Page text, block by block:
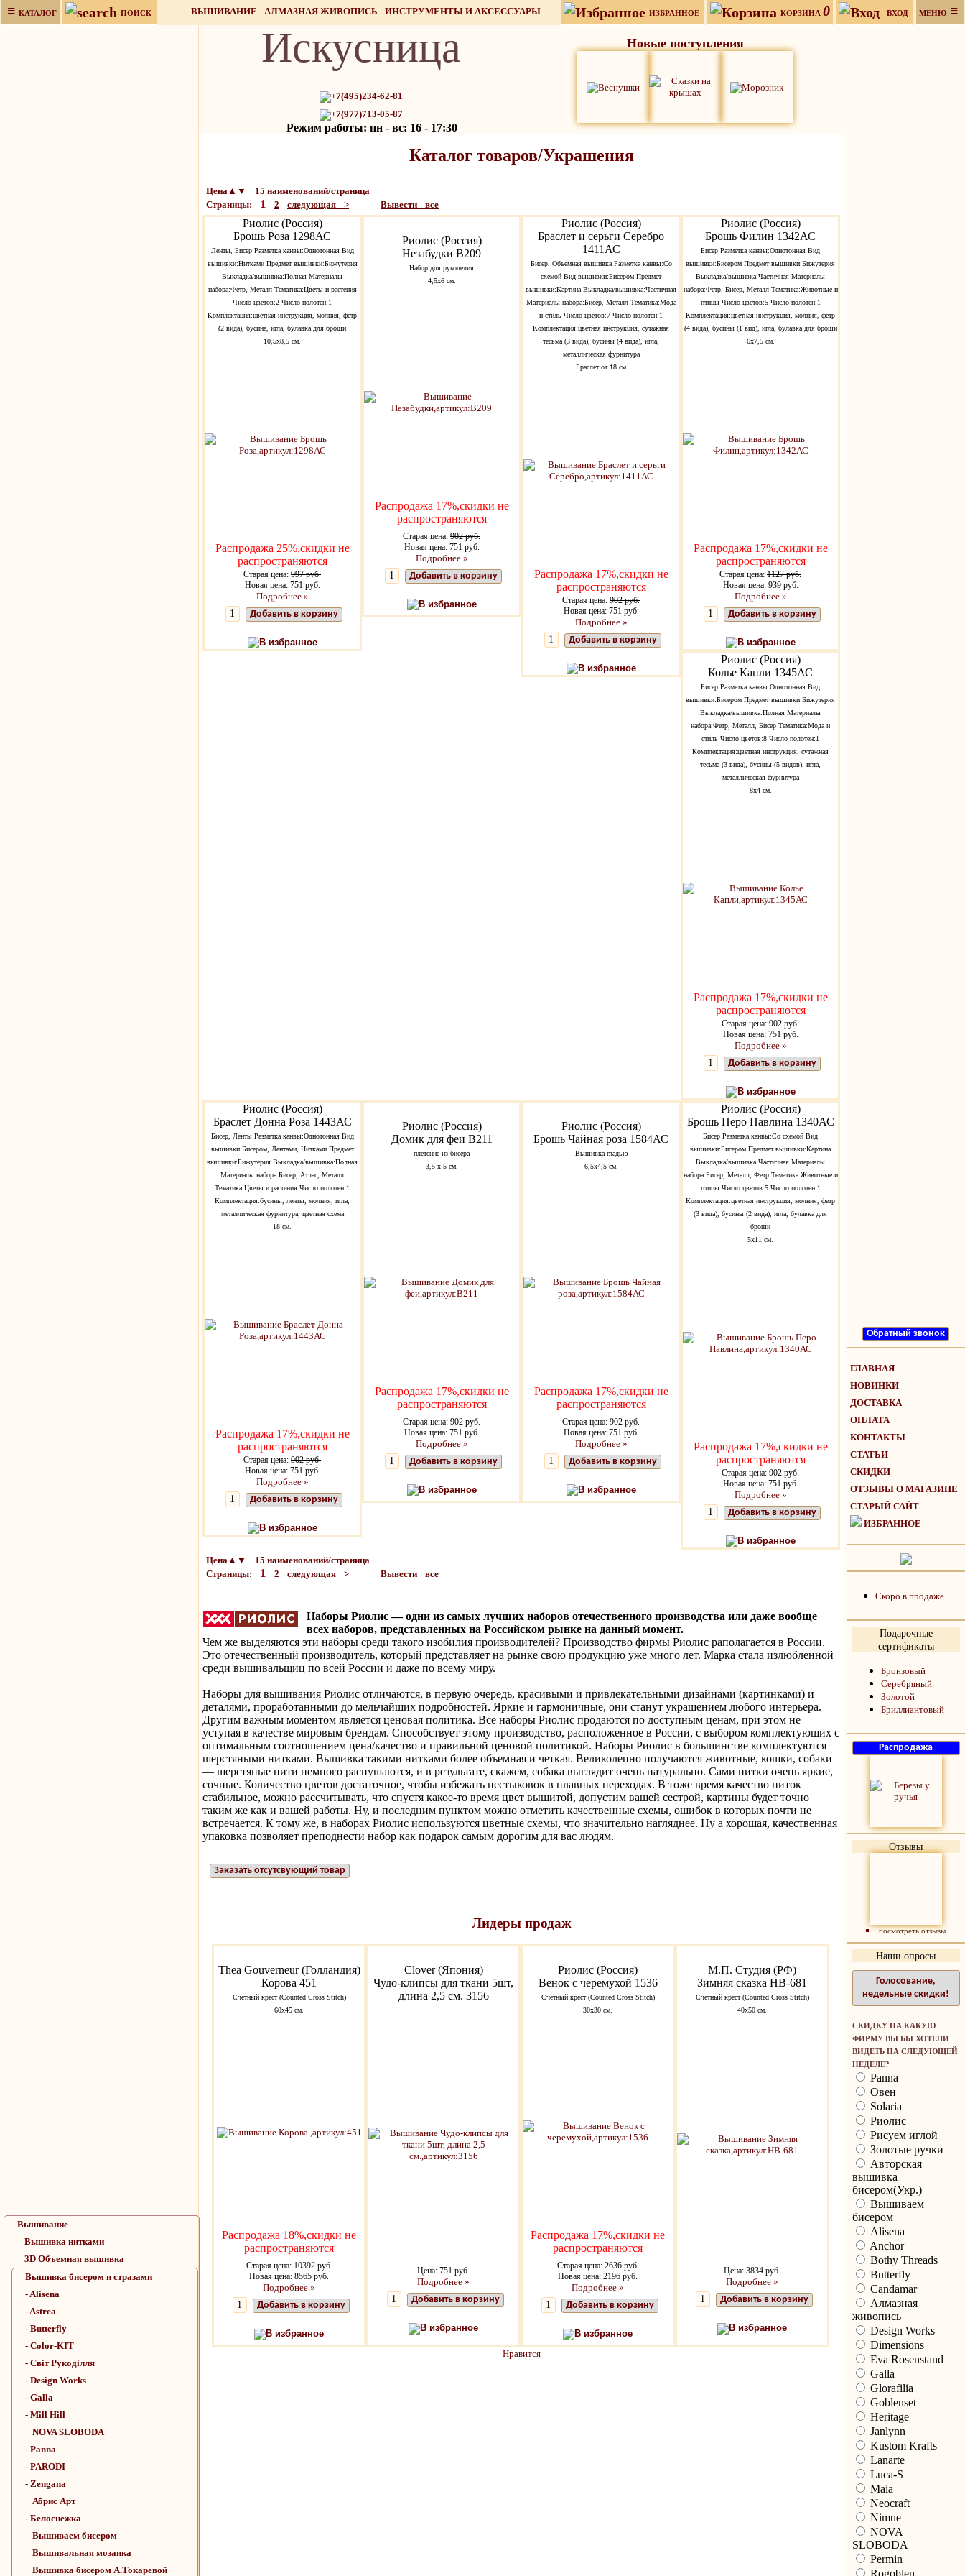
≡ КАТАЛОГ ПОИСК ВЫШИВАНИЕ АЛМАЗНАЯ ЖИВОПИСЬ
ИНСТРУМЕНТЫ И АКСЕССУАРЫ
НАБОРЫ ДЛЯ РУКОДЕЛИЯ
ИЗБРАННОЕ КОРЗИНА 0 ВХОД МЕНЮ ≡
Вышивание
Вышивка нитками
3D Объемная вышивка
Вышивка бисером и стразами
- Alisena
- Astrea
- Butterfly
- Color-KIT
- Cвiт Рукодiлля
- Design Works
- Galla
- Mill Hill
NOVA SLOBODA
- Panna
- PARODI
- Zengana
Абрис Арт
- Белоснежка
Вышиваем бисером
Вышивальная мозаика
Вышивка бисером А.Токаревой
Искусница
+7(495)234-62-81
+7(977)713-05-87
Режим работы: пн - вс: 16 - 17:30
Новые поступления
Каталог товаров/Украшения
Цена▲▼ 15 наименований/страница
Страницы: 1 2 следующая > Вывести все
Риолис (Россия)
Брошь Роза 1298АС
Ленты, Бисер Разметка канвы:Однотонная Вид
вышивки:Нитками Предмет вышивки:Бижутерия
Выкладка/вышивка:Полная Материалы
набора:Фетр, Металл Тематика:Цветы и растения
Число цветов:2 Число полотен:1
Комплектация:цветная инструкция, молния, фетр
(2 вида), бусина, игла, булавка для броши
10,5х8,5 см.
Распродажа 25%,скидки не
распространяются
Старая цена: 997 руб.
Новая цена: 751 руб.
Подробнее »
Добавить в корзину
В избранное
Риолис (Россия)
Незабудки В209
Набор для рукоделия
4,5x6 см.
Распродажа 17%,скидки не
распространяются
Старая цена: 902 руб.
Новая цена: 751 руб.
Подробнее »
Добавить в корзину
В избранное
Риолис (Россия)
Браслет и серьги Серебро
1411АС
Бисер, Объемная вышивка Разметка канвы:Со
схемой Вид вышивки:Бисером Предмет
вышивки:Картина Выкладка/вышивка:Частичная
Материалы набора:Бисер, Металл Тематика:Мода
и стиль Число цветов:7 Число полотен:1
Комплектация:цветная инструкция, сутажная
тесьма (3 вида), бусины (4 вида), игла,
металлическая фурнитура
Браслет от 18 см
Распродажа 17%,скидки не
распространяются
Старая цена: 902 руб.
Новая цена: 751 руб.
Подробнее »
Добавить в корзину
В избранное
Риолис (Россия)
Брошь Филин 1342АС
Бисер Разметка канвы:Однотонная Вид
вышивки:Бисером Предмет вышивки:Бижутерия
Выкладка/вышивка:Частичная Материалы
набора:Фетр, Бисер, Металл Тематика:Животные и
птицы Число цветов:5 Число полотен:1
Комплектация:цветная инструкция, молния, фетр
(4 вида), бусины (1 вид), игла, булавка для броши
6х7,5 см.
Распродажа 17%,скидки не
распространяются
Старая цена: 1127 руб.
Новая цена: 939 руб.
Подробнее »
Добавить в корзину
В избранное
Риолис (Россия)
Колье Капли 1345АС
Бисер Разметка канвы:Однотонная Вид
вышивки:Бисером Предмет вышивки:Бижутерия
Выкладка/вышивка:Полная Материалы
набора:Фетр, Металл, Бисер Тематика:Мода и
стиль Число цветов:8 Число полотен:1
Комплектация:цветная инструкция, сутажная
тесьма (3 вида), бусины (5 видов), игла,
металлическая фурнитура
8х4 см.
Распродажа 17%,скидки не
распространяются
Старая цена: 902 руб.
Новая цена: 751 руб.
Подробнее »
Добавить в корзину
В избранное
Риолис (Россия)
Браслет Донна Роза 1443АС
Бисер, Ленты Разметка канвы:Однотонная Вид
вышивки:Бисером, Лентами, Нитками Предмет
вышивки:Бижутерия Выкладка/вышивка:Полная
Материалы набора:Бисер, Атлас, Металл
Тематика:Цветы и растения Число полотен:1
Комплектация:бусины, ленты, молния, игла,
металлическая фурнитура, цветная схема
18 см.
Распродажа 17%,скидки не
распространяются
Старая цена: 902 руб.
Новая цена: 751 руб.
Подробнее »
Добавить в корзину
В избранное
Риолис (Россия)
Домик для феи В211
плетение из бисера
3,5 х 5 см.
Распродажа 17%,скидки не
распространяются
Старая цена: 902 руб.
Новая цена: 751 руб.
Подробнее »
Добавить в корзину
В избранное
Риолис (Россия)
Брошь Чайная роза 1584АС
Вышивка гладью
6,5х4,5 см.
Распродажа 17%,скидки не
распространяются
Старая цена: 902 руб.
Новая цена: 751 руб.
Подробнее »
Добавить в корзину
В избранное
Риолис (Россия)
Брошь Перо Павлина 1340АС
Бисер Разметка канвы:Со схемой Вид
вышивки:Бисером Предмет вышивки:Картина
Выкладка/вышивка:Частичная Материалы
набора:Бисер, Металл, Фетр Тематика:Животные и
птицы Число цветов:5 Число полотен:1
Комплектация:цветная инструкция, молния, фетр
(3 вида), бусины (2 вида), игла, булавка для
броши
5х11 см.
Распродажа 17%,скидки не
распространяются
Старая цена: 902 руб.
Новая цена: 751 руб.
Подробнее »
Добавить в корзину
В избранное
Цена▲▼ 15 наименований/страница
Страницы: 1 2 следующая > Вывести все
Наборы Риолис — одни из самых лучших наборов отечественного производства или даже вообще
всех наборов, представленных на Российском рынке на данный момент.
Чем же выделяются эти наборы среди такого изобилия производителей? Производство фирмы Риолис раполагается в России.
Это отечественный производитель, который представляет на рынке свою продукцию уже много лет. Марка стала излюбленной
среди вышивальщиц по всей России и даже по всему миру.
Наборы для вышивания Риолис отличаются, в первую очередь, красивыми и привлекательными дизайнами (картинками) и
деталями, проработанными до мельчайших подробностей. Яркие и гармоничные, они станут украшением любого интерьера.
Другим важным моментом является ценовая политика. Все наборы Риолис продаются по доступным ценам, при этом не
уступая в качестве мировым брендам. Способствует этому производство, расположенное в России, с выбором комплектующих с
оптимальным соотношением цена/качество и правильной ценовой политикой. Наборы Риолис в большинстве комплектуются
шерстяными нитками. Вышивка такими нитками более объемная и четкая. Великолепно получаются животные, кошки, собаки
— шерстяные нити немного распушаются, и в результате, скажем, собака выглядит очень натурально. Сами нитки очень яркие,
сочные. Количество цветов достаточное, чтобы избежать нестыковок в плавных переходах. В тоже время качество ниток
стабильное, можно рассчитывать, что спустя какое-то время цвет вышитой, допустим вашей сестрой, картины будет точно
таким же как и вашей работы. Ну, и последним пунктом можно отметить качественные схемы, ошибок в которых почти не
встречается. К тому же, в наборах Риолис используются цветные схемы, что значительно нагляднее. Ну а хорошая, качественная
упаковка позволяет преподнести набор как подарок самым дорогим для вас людям.
Заказать отсутсвующий товар
Лидеры продаж
Thea Gouverneur (Голландия)
Корова 451
Счетный крест (Counted Cross Stitch)
60х45 см.
Распродажа 18%,скидки не
распространяются
Старая цена:10392 руб.
Новая цена: 8565 руб.
Подробнее »
Добавить в корзину
В избранное
Clover (Япония)
Чудо-клипсы для ткани 5шт,
длина 2,5 см. 3156
Цена: 751 руб.
Подробнее »
Добавить в корзину
В избранное
Риолис (Россия)
Венок с черемухой 1536
Счетный крест (Counted Cross Stitch)
30х30 см.
Распродажа 17%,скидки не
распространяются
Старая цена:2636 руб.
Новая цена: 2196 руб.
Подробнее »
Добавить в корзину
В избранное
М.П. Студия (РФ)
Зимняя сказка НВ-681
Счетный крест (Counted Cross Stitch)
40х50 см.
Цена: 3834 руб.
Подробнее »
Добавить в корзину
В избранное
Нравится
ГЛАВНАЯ
НОВИНКИ
ДОСТАВКА
ОПЛАТА
КОНТАКТЫ
СТАТЬИ
СКИДКИ
ОТЗЫВЫ О МАГАЗИНЕ
СТАРЫЙ САЙТ
ИЗБРАННОЕ
Скоро в продаже
Подарочные
сертификаты
Бронзовый
Серебряный
Золотой
Бриллиантовый
Отзывы
посмотреть отзывы
Наши опросы
Голосование,
недельные скидки!
СКИДКУ НА КАКУЮ
ФИРМУ ВЫ БЫ ХОТЕЛИ
ВИДЕТЬ НА СЛЕДУЮЩЕЙ
НЕДЕЛЕ?
Panna
Овен
Solaria
Риолис
Рисуем иглой
Золотые ручки
Авторская
вышивка
бисером(Укр.)
Вышиваем
бисером
Alisena
Anchor
Bothy Threads
Butterfly
Candamar
Алмазная
живопись
Design Works
Dimensions
Eva Rosenstand
Galla
Glorafilia
Goblenset
Heritage
Janlynn
Kustom Krafts
Lanarte
Luca-S
Maia
Neocraft
Nimue
NOVA
SLOBODA
Permin
Rogoblen